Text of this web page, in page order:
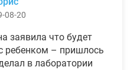
08-20
заявила что будет
ребенком – пришлось
в лаборатории